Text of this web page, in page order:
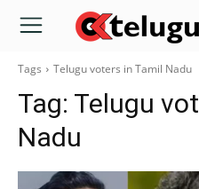
Tags Telugu voters in Tamil Nadu
Tag: Telugu
Nadu